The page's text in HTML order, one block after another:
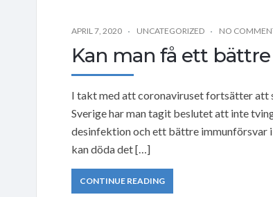
APRIL 7, 2020 UNCATEGORIZED NO
Kan man få ett
I takt med att coronaviruset fortsätter att
Sverige har man tagit beslutet att inte
desinfektion och ett bättre immunförsvar
kan döda det […]
CONTINUE READING